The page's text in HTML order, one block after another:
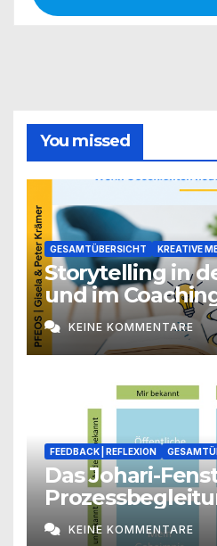
You missed
GESAMTÜBERSICHT KREATIVE
Storytelling in
und im
KEINE KOMMENTARE
FEEDBACK | REFLEXION
Das Johari-
KEINE KOMMENTARE